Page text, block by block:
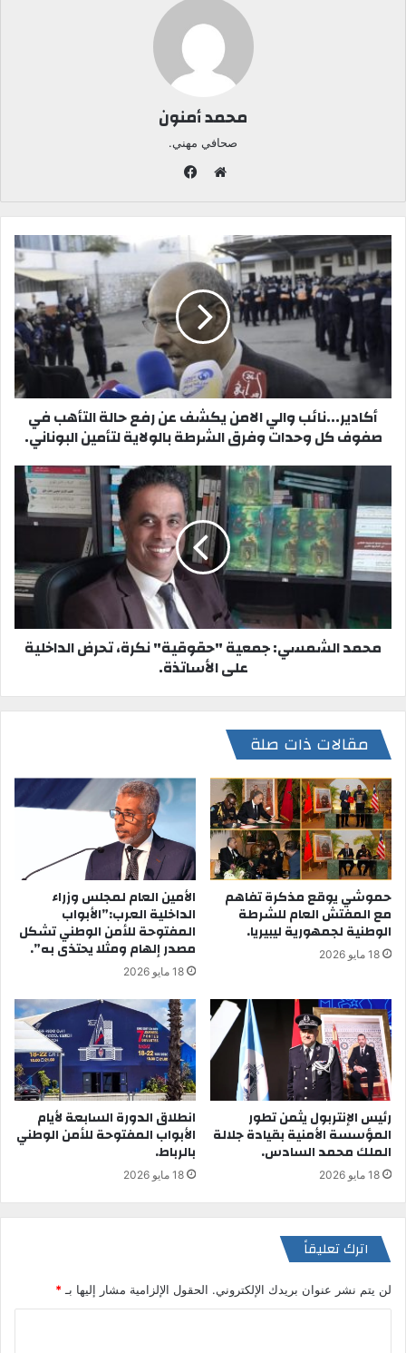
محمد أمنون
صحافي مهني.
و
ع
ا
ل
و
ي
ب
س
ب
و
أكادير...نائب والي الامن يكشف عن رفع حالة التأهب في
صفوف كل وحدات وفرق الشرطة بالولاية لتأمين البوناني.
محمد الشمسي: جمعية "حقوقية" نكرة، تحرض الداخلية
على الأساتذة.
مقالات ذات صلة
حموشي يوقع مذكرة تفاهم
مع المفتش العام للشرطة
الوطنية لجمهورية ليبيريا.
18 مايو 2026
الأمين العام لمجلس وزراء
الداخلية العرب:”الأبواب
المفتوحة للأمن الوطني تشكل
مصدر إلهام ومثلا يحتذى به”.
18 مايو 2026
رئيس الإنتربول يثمن تطور
المؤسسة الأمنية بقيادة جلالة
الملك محمد السادس.
18 مايو 2026
انطلاق الدورة السابعة لأيام
الأبواب المفتوحة للأمن الوطني
بالرباط.
18 مايو 2026
اترك تعليقاً
لن يتم نشر عنوان بريدك الإلكتروني. الحقول الإلزامية مشار إليها بـ*